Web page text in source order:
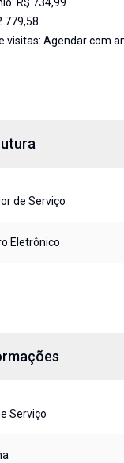
R$ 734,99
visitas: Agendar com
de Serviço
Eletrônico
Serviço